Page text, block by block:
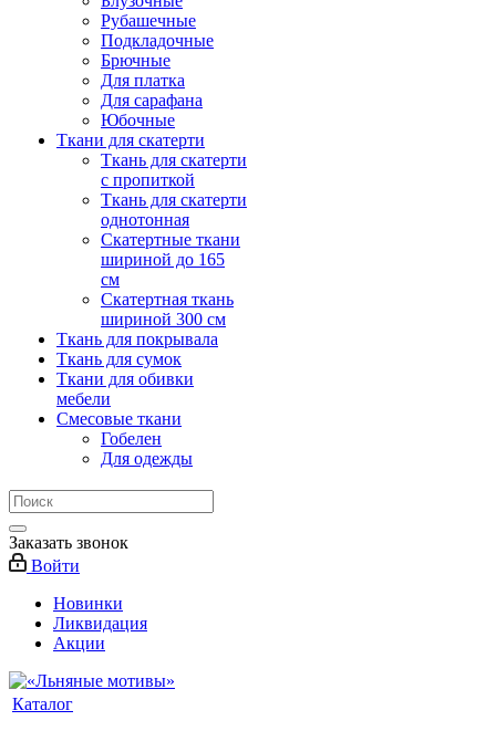
Рубашечные
Подкладочные
Брючные
Для платка
Для сарафана
Юбочные
Ткани для скатерти
Ткань для скатерти
с пропиткой
Ткань для скатерти
однотонная
Скатертные ткани
шириной до 165
см
Скатертная ткань
шириной 300 см
Ткань для покрывала
Ткань для сумок
Ткани для обивки
мебели
Смесовые ткани
Гобелен
Для одежды
Заказать звонок
Войти
Новинки
Ликвидация
Акции
Каталог